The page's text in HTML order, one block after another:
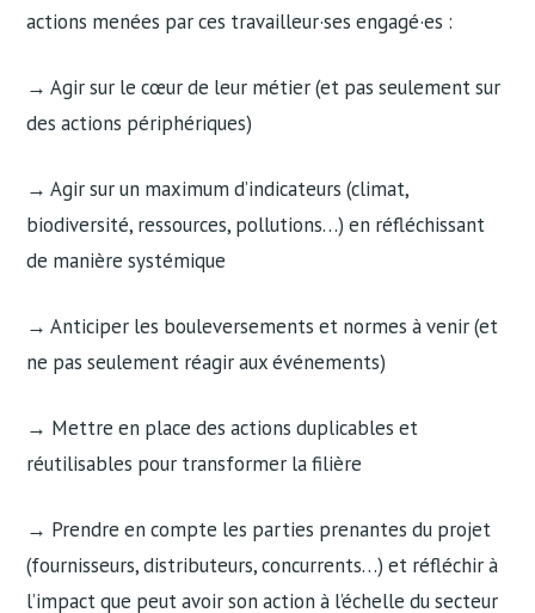
actions menées par ces travailleur·ses engagé·es :
→ Agir sur le cœur de leur métier (et pas seulement sur
des actions périphériques)
→ Agir sur un maximum d’indicateurs (climat,
biodiversité, ressources, pollutions…) en réfléchissant
de manière systémique
→ Anticiper les bouleversements et normes à venir (et
ne pas seulement réagir aux événements)
→ Mettre en place des actions duplicables et
réutilisables pour transformer la filière
→ Prendre en compte les parties prenantes du projet
(fournisseurs, distributeurs, concurrents…) et réfléchir à
l’impact que peut avoir son action à l’échelle du secteur